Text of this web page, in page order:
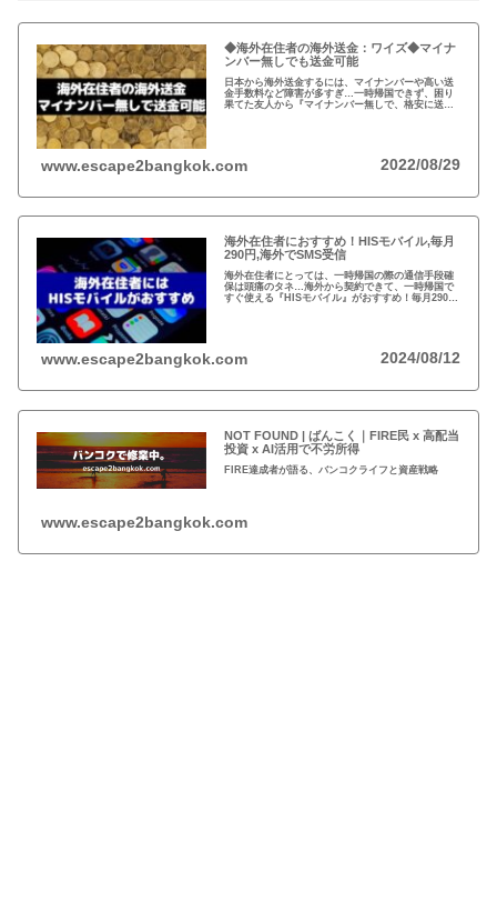
◆海外在住者の海外送金：ワイズ◆マイナ
ンバー無しでも送金可能
日本から海外送金するには、マイナンバーや高い送
金手数料など障害が多すぎ…一時帰国できず、困り
果てた友人から『マイナンバー無しで、格安に送金
www.escape2bangkok.com 2022/08/29
海外在住者におすすめ！HISモバイル,毎月
290円,海外でSMS受信
海外在住者にとっては、一時帰国の際の通信手段確
保は頭痛のタネ…海外から契約できて、一時帰国で
すぐ使える『HISモバイル』がおすすめ！毎月290円
www.escape2bangkok.com 2024/08/12
NOT FOUND | ばんこく｜FIRE民 x 高配当
投資 x AI活用で不労所得
FIRE達成者が語る、バンコクライフと資産戦略
www.escape2bangkok.com